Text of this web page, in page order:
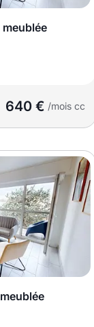
640 € /mois cc